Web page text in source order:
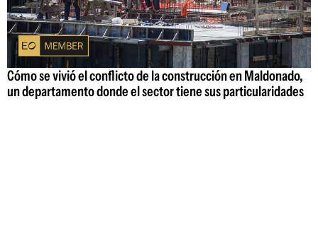
Cómo se vivió el conflicto de la construcción en Maldonado,
un departamento donde el sector tiene sus particularidades